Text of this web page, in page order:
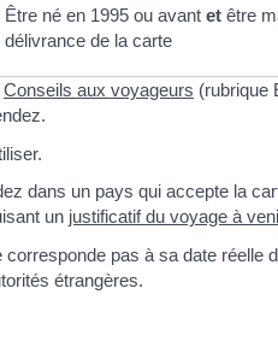
Être né en 1995 ou avant et être
délivrance de la carte
Conseils aux voyageurs (rubrique
dans un pays qui accepte la
un justificatif du voyage à
pas à sa date réelle
étrangères.